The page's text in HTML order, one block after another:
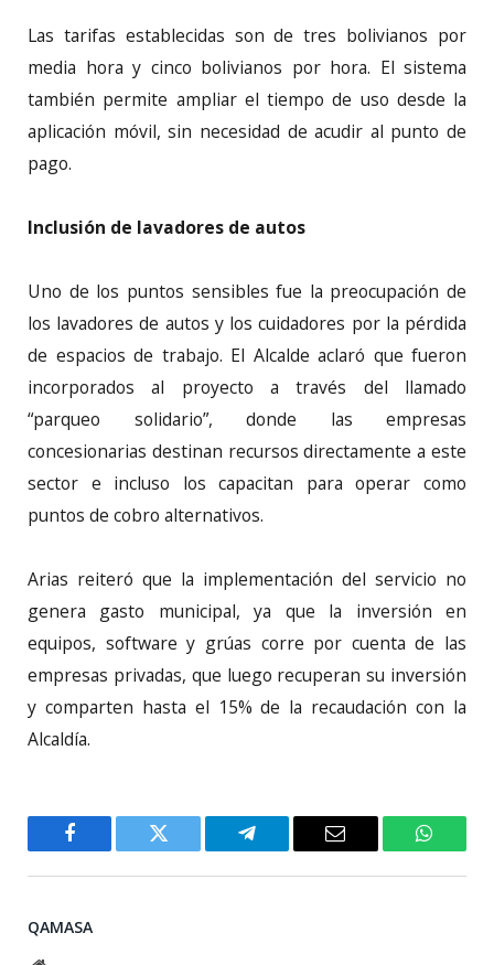
Las tarifas establecidas son de tres bolivianos por
media hora y cinco bolivianos por hora. El sistema
también permite ampliar el tiempo de uso desde la
aplicación móvil, sin necesidad de acudir al punto de
pago.
Inclusión de lavadores de autos
Uno de los puntos sensibles fue la preocupación de
los lavadores de autos y los cuidadores por la pérdida
de espacios de trabajo. El Alcalde aclaró que fueron
incorporados al proyecto a través del llamado
“parqueo solidario”, donde las empresas
concesionarias destinan recursos directamente a este
sector e incluso los capacitan para operar como
puntos de cobro alternativos.
Arias reiteró que la implementación del servicio no
genera gasto municipal, ya que la inversión en
equipos, software y grúas corre por cuenta de las
empresas privadas, que luego recuperan su inversión
y comparten hasta el 15% de la recaudación con la
Alcaldía.
Facebook Twitter Telegram Email
QAMASA